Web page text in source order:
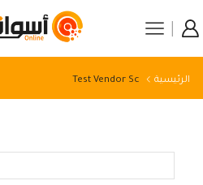
الرئيسية Test Vendor Sc